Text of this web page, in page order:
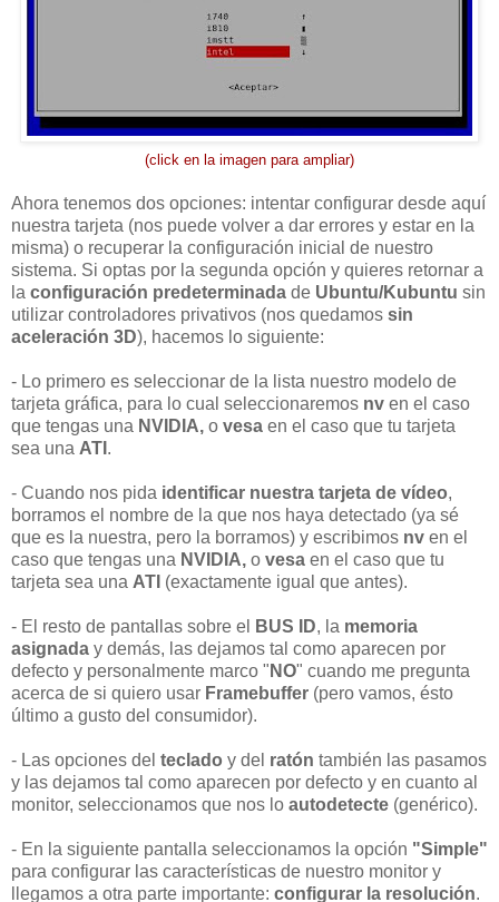
(click en la imagen para ampliar)
Ahora tenemos dos opciones: intentar configurar desde aquí
nuestra tarjeta (nos puede volver a dar errores y estar en la
misma) o recuperar la configuración inicial de nuestro
sistema. Si optas por la segunda opción y quieres retornar a
la configuración predeterminada de Ubuntu/Kubuntu sin
utilizar controladores privativos (nos quedamos sin
aceleración 3D), hacemos lo siguiente:
- Lo primero es seleccionar de la lista nuestro modelo de
tarjeta gráfica, para lo cual seleccionaremos nv en el caso
que tengas una NVIDIA, o vesa en el caso que tu tarjeta
sea una ATI .
- Cuando nos pida identificar nuestra tarjeta de vídeo,
borramos el nombre de la que nos haya detectado (ya sé
que es la nuestra, pero la borramos) y escribimos nv en el
caso que tengas una NVIDIA, o vesa en el caso que tu
tarjeta sea una ATI (exactamente igual que antes).
- El resto de pantallas sobre el BUS ID, la memoria
asignada y demás, las dejamos tal como aparecen por
defecto y personalmente marco " NO" cuando me pregunta
acerca de si quiero usar Framebuffer (pero vamos, ésto
último a gusto del consumidor).
- Las opciones del teclado y del ratón también las pasamos
y las dejamos tal como aparecen por defecto y en cuanto al
monitor, seleccionamos que nos lo autodetecte (genérico).
- En la siguiente pantalla seleccionamos la opción "Simple"
para configurar las características de nuestro monitor y
llegamos a otra parte importante: configurar la resolución.